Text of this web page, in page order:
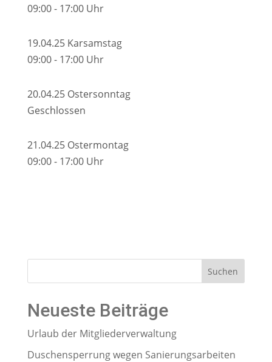
09:00 - 17:00 Uhr
19.04.25 Karsamstag
09:00 - 17:00 Uhr
20.04.25 Ostersonntag
Geschlossen
21.04.25 Ostermontag
09:00 - 17:00 Uhr
Suchen
Neueste Beiträge
Urlaub der Mitgliederverwaltung
Duschensperrung wegen Sanierungsarbeiten